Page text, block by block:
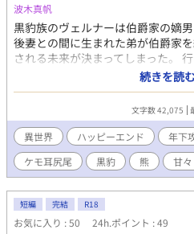
波木真帆
黒豹族のヴェルナーは伯爵家の嫡
後妻との間に生まれた弟が伯爵家
される未来が決まってしまった。
死に訓練し、騎士団への入団を果
めたヴェルナーの前に現れたのは
爵家出身の熊族の彼は大きくて逞
てくる始末。 気づけばマクシミリ
なっていて……。 愛を信じられない
対に落とす気満々の新人熊騎士マ
ピーエンド小説です。 『真っ白ウ
子の溺愛する許嫁です』の中で閑
が、長くなりそうなので、独立さ
楽しんでいただけると嬉しいです
続きを読
文字数 42,075
異世界 ハッピーエンド 年下
ケモ耳尻尾
黒豹 熊 甘々
短編 完結 R18
お気に入り : 50 24h.ポイント : 49